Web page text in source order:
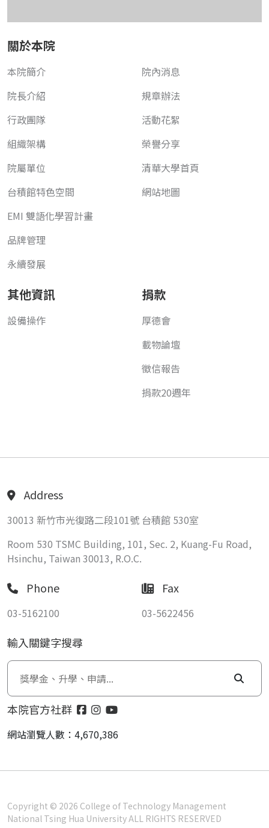
關於本院
本院簡介
院長介紹
行政團隊
組織架構
院屬單位
台積館特色空間
EMI 雙語化學習計畫
品牌管理
永續發展
院內消息
規章辦法
活動花絮
榮譽分享
清華大學首頁
網站地圖
其他資訊
設備操作
捐款
厚德會
載物論壇
徵信報告
捐款20週年
Address
30013 新竹市光復路二段101號 台積館 530室
Room 530 TSMC Building, 101, Sec. 2, Kuang-Fu Road,
Hsinchu, Taiwan 30013, R.O.C.
Phone
03-5162100
Fax
03-5622456
輸入關鍵字搜尋
本院官方社群
網站瀏覽人數：4,670,386
Copyright © 2026 College of Technology Management
National Tsing Hua University ALL RIGHTS RESERVED